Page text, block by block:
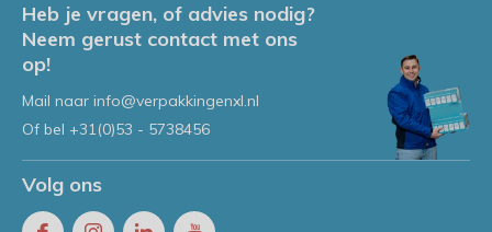
Heb je vragen, of advies nodig?
Neem gerust contact met ons
op!
Mail naar info@verpakkingenxl.nl
Of bel +31(0)53 - 5738456
Volg ons